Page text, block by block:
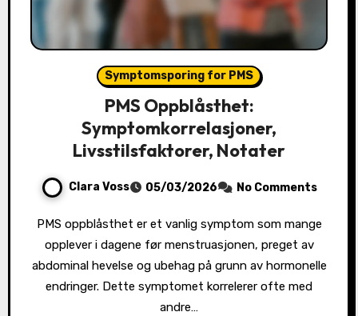
Symptomsporing for PMS
PMS Oppblåsthet:
Symptomkorrelasjoner,
Livsstilsfaktorer, Notater
Clara Voss 05/03/2026 No Comments
PMS oppblåsthet er et vanlig symptom som mange
opplever i dagene før menstruasjonen, preget av
abdominal hevelse og ubehag på grunn av hormonelle
endringer. Dette symptomet korrelerer ofte med
andre…